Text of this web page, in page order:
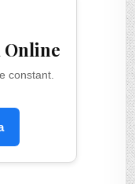
Online
constant.